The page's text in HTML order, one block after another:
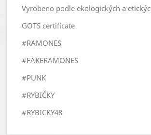
Vyrobeno podle ekologických a
GOTS certificate
#RAMONES
#FAKERAMONES
#PUNK
#RYBIČKY
#RYBICKY48